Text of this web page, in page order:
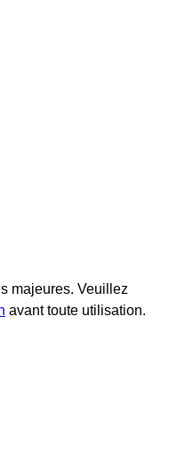
majeures. Veuillez
avant toute utilisation.